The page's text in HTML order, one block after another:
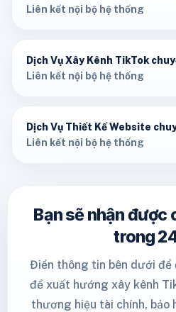
Liên kết nội bộ hệ thống
Dịch Vụ Xây Kênh TikTok
Liên kết nội bộ hệ thống
Dịch Vụ Thiết Kế Website
Liên kết nội bộ hệ thống
Bạn sẽ nhận được
trong
Điền thông tin bên dưới để
đề xuất hướng xây kênh
thương hiệu tài chính, bảo